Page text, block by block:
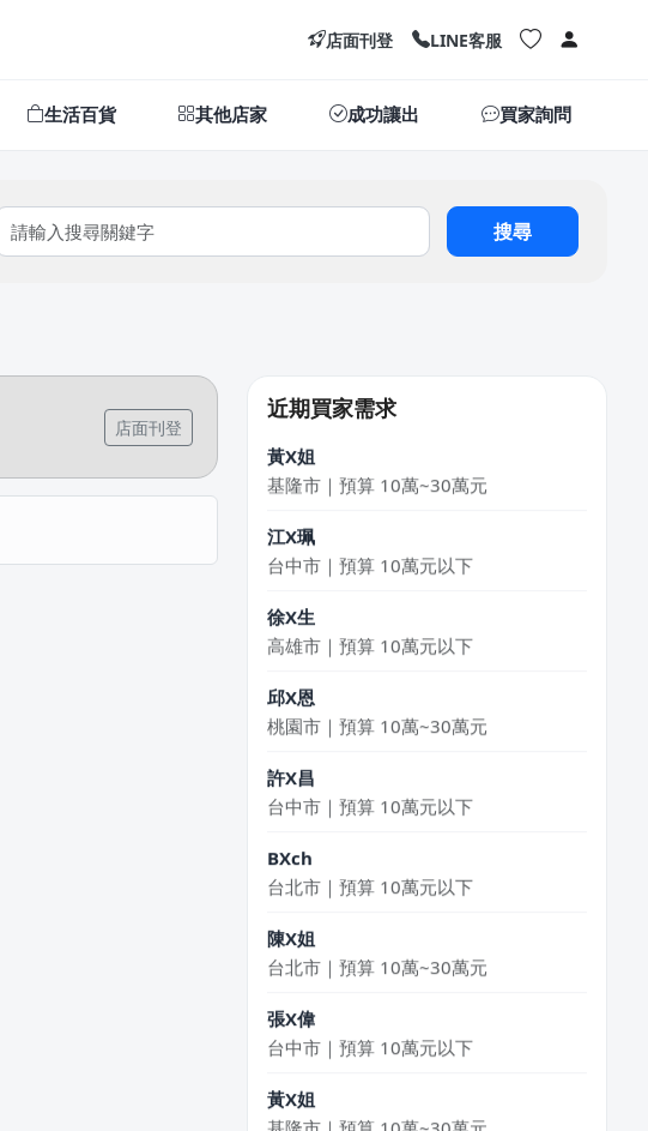
店面刊登 LINE客服
生活百貨 其他店家 成功讓出 買家詢問
搜尋
店面刊登
近期買家需求
黃X姐
基隆市｜預算 10萬~30萬元
江X珮
台中市｜預算 10萬元以下
徐X生
高雄市｜預算 10萬元以下
邱X恩
桃園市｜預算 10萬~30萬元
許X昌
台中市｜預算 10萬元以下
台北市｜預算 10萬元以下
陳X姐
台北市｜預算 10萬~30萬元
張X偉
台中市｜預算 10萬元以下
黃X姐
基隆市｜預算 10萬~30萬元